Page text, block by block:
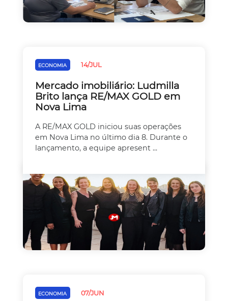
ECONOMIA 14/JUL
Mercado imobiliário: Ludmilla
Brito lança RE/MAX GOLD em
Nova Lima
A RE/MAX GOLD iniciou suas operações
em Nova Lima no último dia 8. Durante o
lançamento, a equipe apresent ...
ECONOMIA 07/JUN